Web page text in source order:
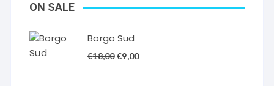
ON SALE
Borgo Sud
€18,00 Il
€9,00Il